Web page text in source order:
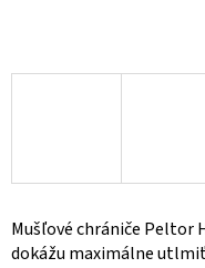
Mušľové chrániče Peltor
dokážu maximálne